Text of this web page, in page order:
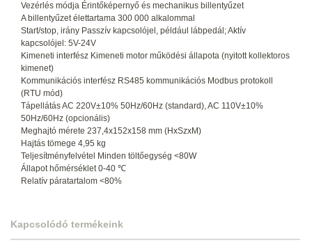
Vezérlés módja Érintőképernyő és mechanikus billentyűzet
A billentyűzet élettartama 300 000 alkalommal
Start/stop, irány Passzív kapcsolójel, például lábpedál; Aktív
kapcsolójel: 5V-24V
Kimeneti interfész Kimeneti motor működési állapota (nyitott kollektoros
kimenet)
Kommunikációs interfész RS485 kommunikációs Modbus protokoll
(RTU mód)
Tápellátás AC 220V±10% 50Hz/60Hz (standard), AC 110V±10%
50Hz/60Hz (opcionális)
Meghajtó mérete 237,4x152x158 mm (HxSzxM)
Hajtás tömege 4,95 kg
Teljesítményfelvétel Minden töltőegység <80W
Állapot hőmérséklet 0-40 ℃
Relatív páratartalom <80%
Kapcsolódó termékeink